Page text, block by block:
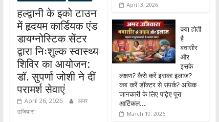
हल्द्वानी के इको टाउन
में हृदयम कार्डियक एंड
डायग्नोस्टिक सेंटर
द्वारा निःशुल्क स्वास्थ्य
शिविर का आयोजन:
डॉ. सुपर्णा जोशी ने दीं
परामर्श सेवाएं
April 26, 2026
अमर
उजियारा
April 3, 2026
क्या होती
है
बवासीर
और
इसके
लक्षण? कैसे करें इसका इलाज?
कब करें डॉक्टर से संपर्क? अधिक
जानकारी के लिए पढ़िए पूरा
आर्टिकल….
March 10, 2026